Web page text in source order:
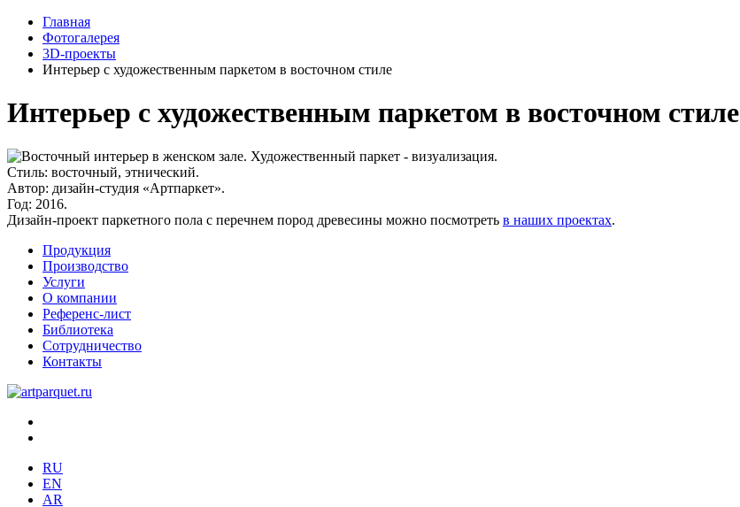
Главная
Фотогалерея
3D-проекты
Интерьер с художественным паркетом в восточном стиле
Интерьер с художественным паркетом в восточном стиле
Стиль: восточный, этнический.
Автор: дизайн-студия «Артпаркет».
Год: 2016.
Дизайн-проект паркетного пола с перечнем пород древесины можно посмотреть в наших проектах.
Продукция
Производство
Услуги
О компании
Референс-лист
Библиотека
Сотрудничество
Контакты
RU
EN
AR